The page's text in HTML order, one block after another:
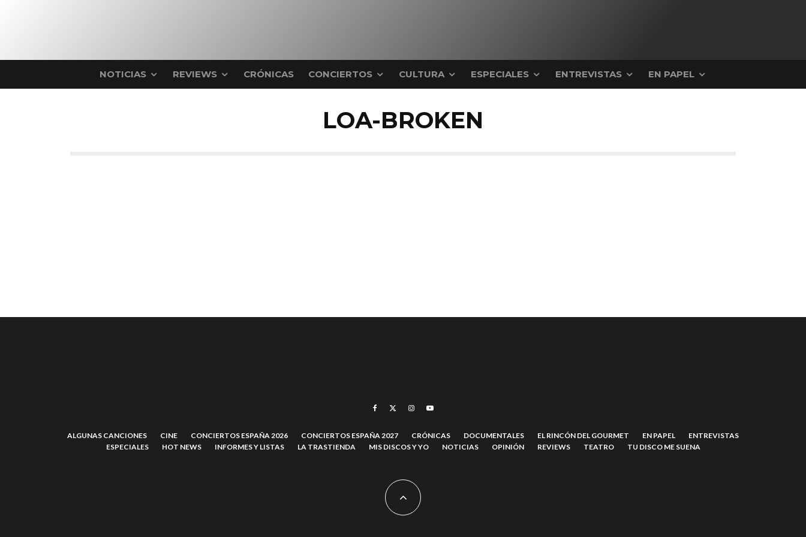
NOTICIAS REVIEWS CRÓNICAS CONCIERTOS CULTURA ESPECIALES ENTREVISTAS EN PAPEL
LOA-BROKEN
ALGUNAS CANCIONES CINE CONCIERTOS ESPAÑA 2026 CONCIERTOS ESPAÑA 2027 CRÓNICAS DOCUMENTALES EL RINCÓN DEL GOURMET EN PAPEL
ENTREVISTAS
ESPECIALES
HOT NEWS INFORMES Y LISTAS LA TRASTIENDA MIS DISCOS Y YO NOTICIAS OPINIÓN REVIEWS TEATRO TU DISCO ME SUENA